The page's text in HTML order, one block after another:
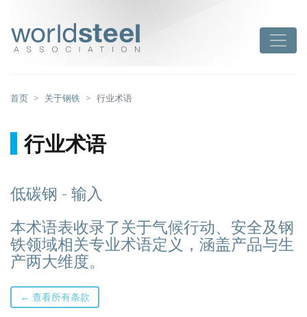
首页 关于钢铁 行业术语
行业术语
低碳钢 - 输入
本术语表收录了关于气候行动、安全及钢
铁领域相关专业术语定义，涵盖产品与生
产两大维度。
← 查看所有条款